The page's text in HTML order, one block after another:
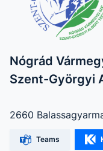
Nógrád
Szent-Györgyi
2660
Teams